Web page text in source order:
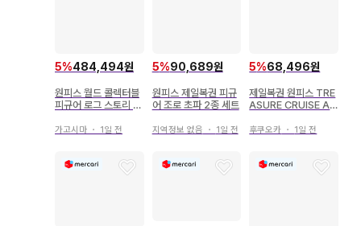
5%484,494원
원피스 월드 콜렉터블
피규어 로그 스토리 세
가고시마 ・ 1일 전
5%90,689원
원피스 제일복권 피규
어 조로 초파 2종 세트
지역정보 없음 ・ 1일 전
5%68,496원
제일복권 원피스 TRE
ASURE CRUISE A
후쿠오카 ・ 1일 전